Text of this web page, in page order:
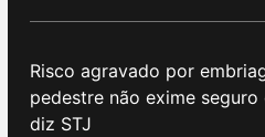
Risco agravado por
pedestre não exime seguro
diz STJ